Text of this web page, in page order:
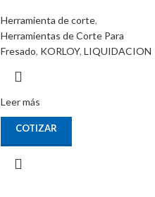
Herramienta de corte,
Herramientas de Corte Para
Fresado, KORLOY, LIQUIDACION
Leer más
COTIZAR